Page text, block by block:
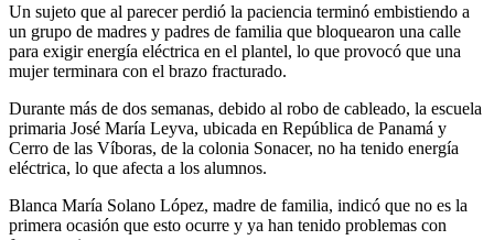
Un sujeto que al parecer perdió la paciencia terminó embistiendo a
un grupo de madres y padres de familia que bloquearon una calle
para exigir energía eléctrica en el plantel, lo que provocó que una
mujer terminara con el brazo fracturado.
Durante más de dos semanas, debido al robo de cableado, la escuela
primaria José María Leyva, ubicada en República de Panamá y
Cerro de las Víboras, de la colonia Sonacer, no ha tenido energía
eléctrica, lo que afecta a los alumnos.
Blanca María Solano López, madre de familia, indicó que no es la
primera ocasión que esto ocurre y ya han tenido problemas con